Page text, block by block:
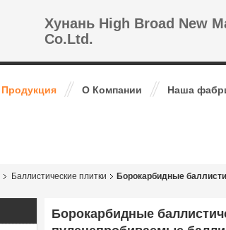
Хунань High Broad New
Co.Ltd.
Продукция О Компании Наша
Баллистические плитки
Борокарбидные
Борокарбидные